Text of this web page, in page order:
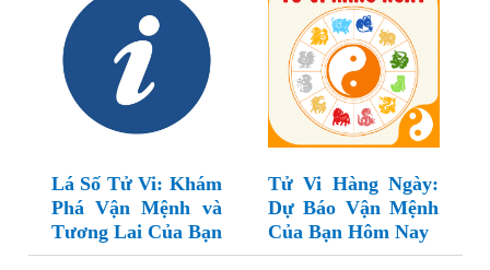
Lá Số Tử Vi: Khám
Phá Vận Mệnh và
Tương Lai Của Bạn
Tử Vi Hàng Ngày:
Dự Báo Vận Mệnh
Của Bạn Hôm Nay